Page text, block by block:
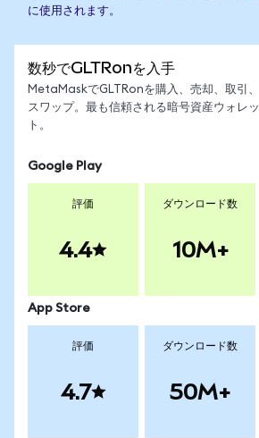
に使用されます。
数秒でGLTRonを入手
MetaMaskでGLTRonを購入、売却、取引、
スワップ。最も信頼される暗号資産ウォレッ
ト。
Google Play
評価
4.4
ダウンロード数
10M+
App Store
評価
4.7
ダウンロード数
50M+